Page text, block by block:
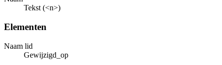
Tekst (<n>)
Elementen
Naam lid
Gewijzigd_op